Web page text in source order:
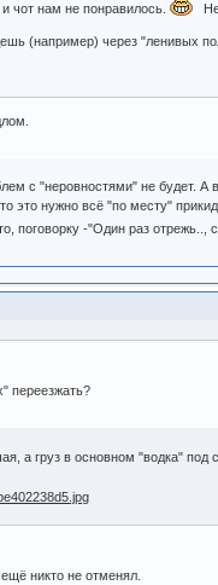
чот нам не понравилось.
Не
(например) через "ленивых
с "неровностями" не будет.
это нужно всё "по месту"
поговорку -"Один раз
переезжать?
а груз в основном "водка"
никто не отменял.